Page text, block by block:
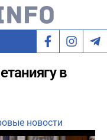
в
новости